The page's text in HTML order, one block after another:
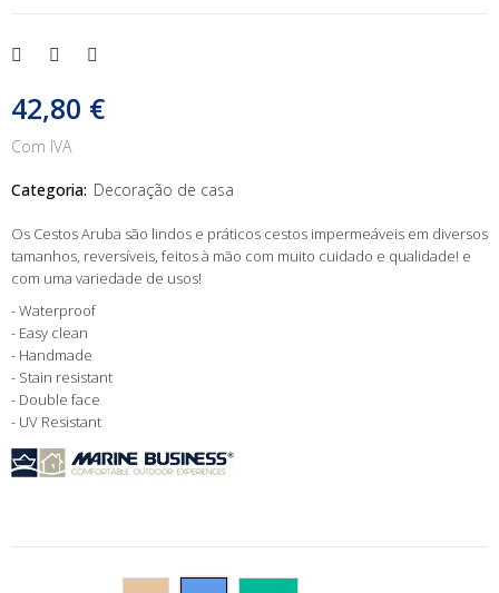
42,80 €
Com IVA
Categoria: Decoração de casa
Os Cestos Aruba são lindos e práticos cestos impermeáveis ​​em diversos
tamanhos, reversíveis, feitos à mão com muito cuidado e qualidade! e
com uma variedade de usos!
- Waterproof
- Easy clean
- Handmade
- Stain resistant
- Double face
- UV Resistant